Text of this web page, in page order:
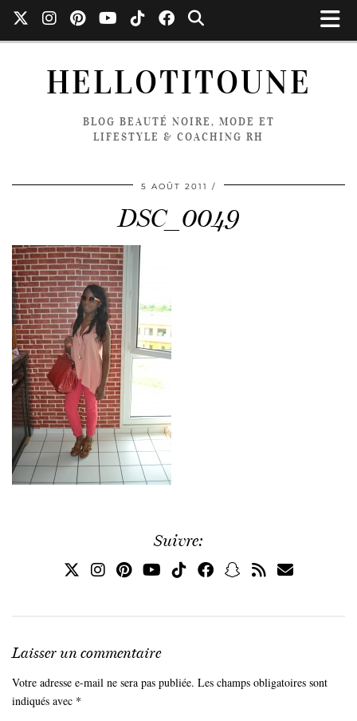
HELLOTITOUNE
BLOG BEAUTÉ NOIRE, MODE ET
LIFESTYLE & COACHING RH
5 AOÛT 2011
DSC_0049
Suivre:
Laisser un commentaire
Votre adresse e-mail ne sera pas publiée. Les champs obligatoires sont
indiqués avec *